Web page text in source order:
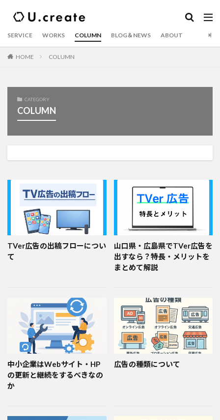
SERVICE WORKS COLUMN BLOG＆NEWS ABOUT
HOME COLUMN
CATEGORY
COLUMN
TVer広告の出稿フローについ
て
山口県・広島県でTVer広告を
出すなら？特長・メリットを
まとめて解説
中小企業はWebサイト・HP
の更新と継続をするべきなの
か
広告の種類について